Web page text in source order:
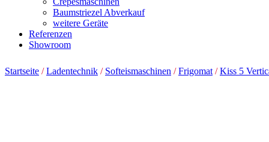
Baumstriezel Abverkauf
weitere Geräte
Referenzen
Showroom
Startseite /Ladentechnik / Softeismaschinen /Frigomat /Kiss 5